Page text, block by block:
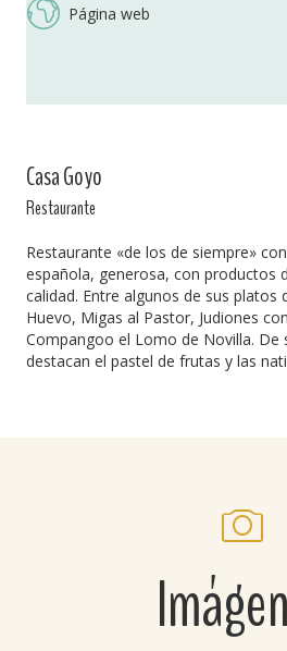
Página web
Casa Goyo
Restaurante
Restaurante «de los de siempre»
española, generosa, con productos
calidad. Entre algunos de sus platos
Huevo, Migas al Pastor, Judiones
Compangoo el Lomo de Novilla. De
destacan el pastel de frutas y las